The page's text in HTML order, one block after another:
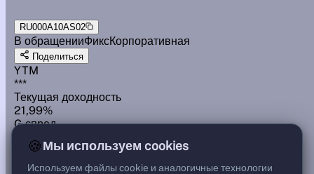
RU000A10AS02
В обращенииФиксКорпоративная
Поделиться
YTM
***
Текущая доходность
21,99%
G спред
Цена
110,99 %
🍪Мы используем cookies
Используем файлы cookie и аналогичные технологии